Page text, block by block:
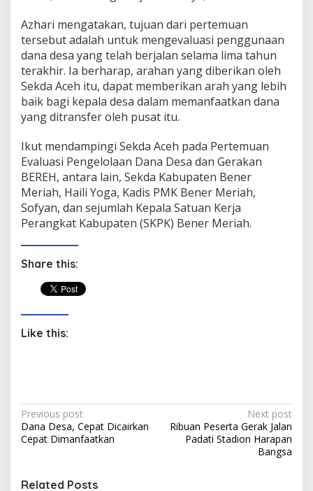
Azhari mengatakan, tujuan dari pertemuan
tersebut adalah untuk mengevaluasi penggunaan
dana desa yang telah berjalan selama lima tahun
terakhir. Ia berharap, arahan yang diberikan oleh
Sekda Aceh itu, dapat memberikan arah yang lebih
baik bagi kepala desa dalam memanfaatkan dana
yang ditransfer oleh pusat itu.
Ikut mendampingi Sekda Aceh pada Pertemuan
Evaluasi Pengelolaan Dana Desa dan Gerakan
BEREH, antara lain, Sekda Kabupaten Bener
Meriah, Haili Yoga, Kadis PMK Bener Meriah,
Sofyan, dan sejumlah Kepala Satuan Kerja
Perangkat Kabupaten (SKPK) Bener Meriah.
Share this:
Like this:
P
o
t
Previous post
Dana Desa, Cepat Dicairkan
Cepat Dimanfaatkan
Next post
Ribuan Peserta Gerak Jalan
Padati Stadion Harapan
Bangsa
Related Posts